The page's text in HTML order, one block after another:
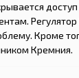
Регулятор
Кроме
Кремния.